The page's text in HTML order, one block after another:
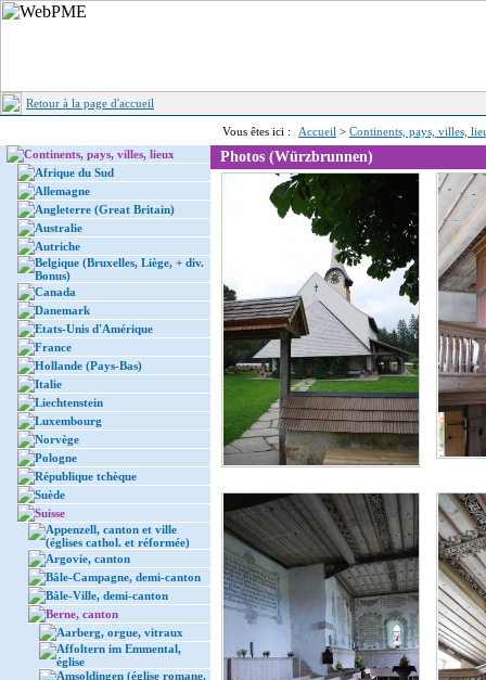
Retour à la page d'accueil
Vous êtes ici : Accueil > Continents, pays, villes,
Continents, pays, villes, lieux
Afrique du Sud
Allemagne
Angleterre (Great Britain)
Australie
Autriche
Belgique (Bruxelles, Liège, + div.
Bonus)
Canada
Danemark
Etats-Unis d'Amérique
France
Hollande (Pays-Bas)
Italie
Liechtenstein
Luxembourg
Norvège
Pologne
République tchèque
Suède
Suisse
Appenzell, canton et ville
(églises cathol. et réformée)
Argovie, canton
Bâle-Campagne, demi-canton
Bâle-Ville, demi-canton
Berne, canton
Aarberg, orgue, vitraux
Affoltern im Emmental,
église
Amsoldingen (église romane,
Photos (Würzbrunnen)